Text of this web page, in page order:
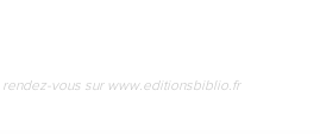
rendez-vous sur www.editionsbiblio.fr